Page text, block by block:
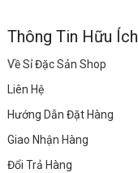
Thông Tin Hữu Ích
Về Sỉ Đặc Sản Shop
Liên Hệ
Hướng Dẫn Đặt Hàng
Giao Nhận Hàng
Đổi Trả Hàng